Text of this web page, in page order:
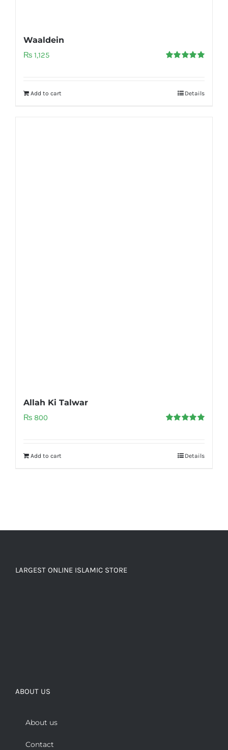
Waaldein
₨ 1,125
Add to cart Details
Allah Ki Talwar
₨ 800
Add to cart Details
LARGEST ONLINE ISLAMIC STORE
ABOUT US
About us
Contact